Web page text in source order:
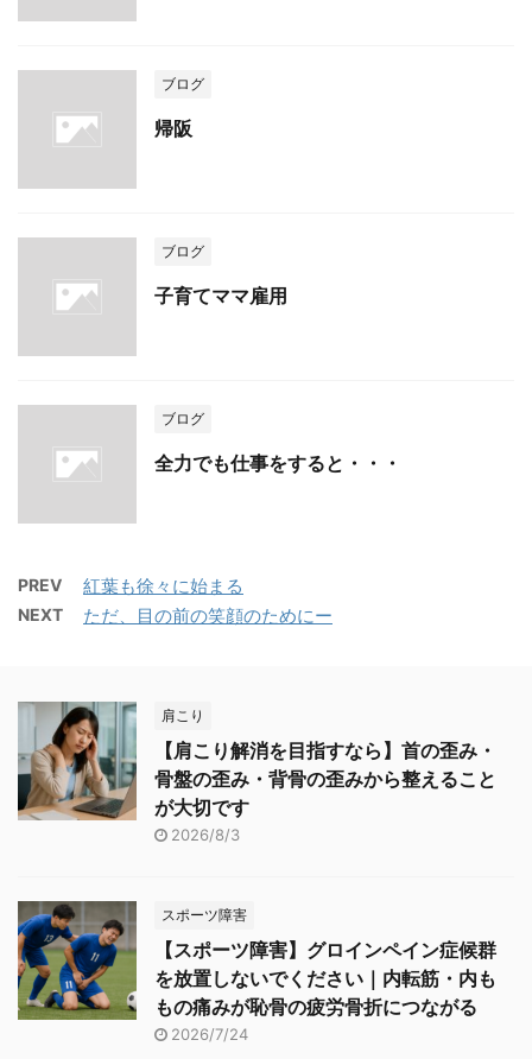
ブログ
帰阪
ブログ
子育てママ雇用
ブログ
全力でも仕事をすると・・・
PREV 紅葉も徐々に始まる
NEXT ただ、目の前の笑顔のためにー
肩こり
【肩こり解消を目指すなら】首の歪み・
骨盤の歪み・背骨の歪みから整えること
が大切です
2026/8/3
スポーツ障害
【スポーツ障害】グロインペイン症候群
を放置しないでください｜内転筋・内も
もの痛みが恥骨の疲労骨折につながる
2026/7/24